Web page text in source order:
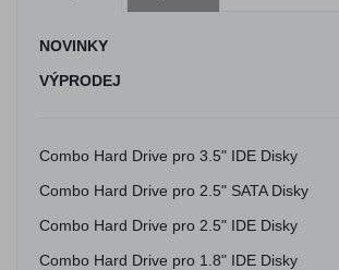
NOVINKY
VÝPRODEJ
Combo Hard Drive pro 3.5" IDE Disky
Combo Hard Drive pro 2.5" SATA Disky
Combo Hard Drive pro 2.5" IDE Disky
Combo Hard Drive pro 1.8" IDE Disky